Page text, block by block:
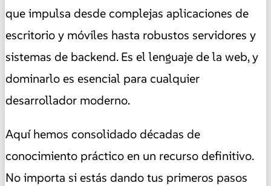
que impulsa desde complejas aplicaciones de
escritorio y móviles hasta robustos servidores y
sistemas de backend. Es el lenguaje de la web, y
dominarlo es esencial para cualquier
desarrollador moderno.
Aquí hemos consolidado décadas de
conocimiento práctico en un recurso definitivo.
No importa si estás dando tus primeros pasos